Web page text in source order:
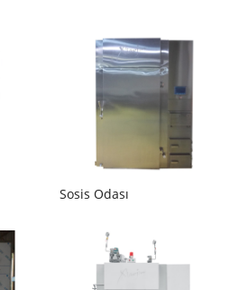
Sosis Odası